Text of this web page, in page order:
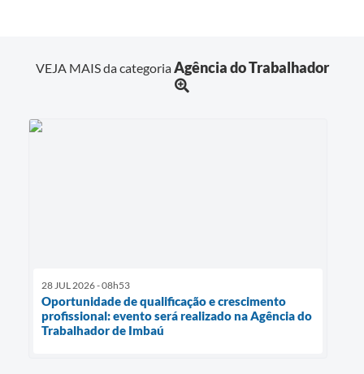
VEJA MAIS da categoriaAgência do Trabalhador
28 JUL 2026 - 08h53
Oportunidade de qualificação e crescimento
profissional: evento será realizado na Agência do
Trabalhador de Imbaú